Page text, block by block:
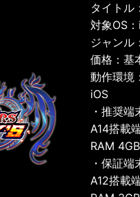
タイトル
対象OS
ジャンル
価格：基
動作環境
iOS
・推奨端
A14搭載
RAM
・保証端
A12搭載